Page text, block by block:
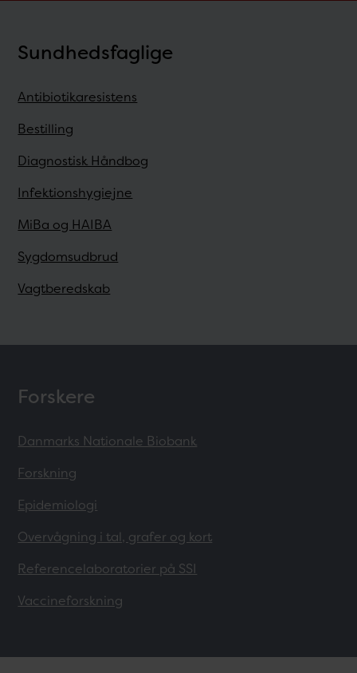
Sundhedsfaglige
Antibiotikaresistens
Bestilling
Diagnostisk Håndbog
Infektionshygiejne
MiBa og HAIBA
Sygdomsudbrud
Vagtberedskab
Forskere
Danmarks Nationale Biobank
Forskning
Epidemiologi
Overvågning i tal, grafer og kort
Referencelaboratorier på SSI
Vaccineforskning